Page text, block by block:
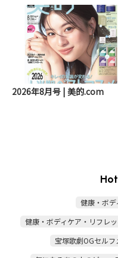
2026年8月号 | 美的.com
健康・ボデ
健康・ボディケア・リフレ
宝塚歌劇OGセルフ